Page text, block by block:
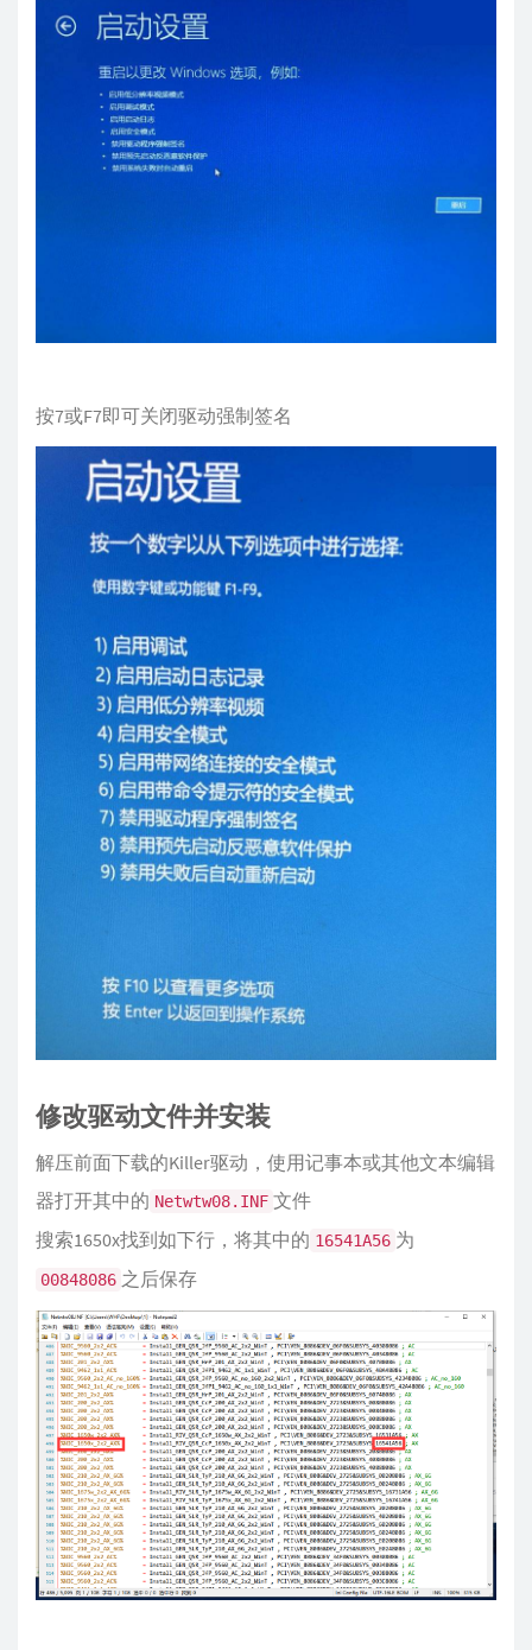
按7或F7即可关闭驱动强制签名
修改驱动文件并安装
解压前面下载的Killer驱动，使用记事本或其他文本编辑
器打开其中的 Netwtw08.INF 文件
搜索1650x找到如下行，将其中的 16541A56 为
00848086 之后保存